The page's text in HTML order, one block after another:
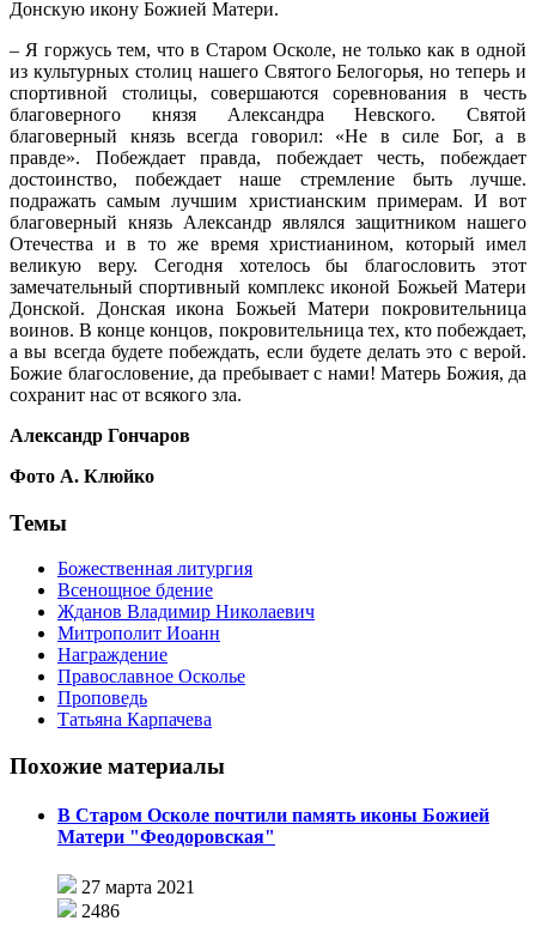
Донскую икону Божией Матери.
– Я горжусь тем, что в Старом Осколе, не только как в одной
из культурных столиц нашего Святого Белогорья, но теперь и
спортивной столицы, совершаются соревнования в честь
благоверного князя Александра Невского. Святой
благоверный князь всегда говорил: «Не в силе Бог, а в
правде». Побеждает правда, побеждает честь, побеждает
достоинство, побеждает наше стремление быть лучше.
подражать самым лучшим христианским примерам. И вот
благоверный князь Александр являлся защитником нашего
Отечества и в то же время христианином, который имел
великую веру. Сегодня хотелось бы благословить этот
замечательный спортивный комплекс иконой Божьей Матери
Донской. Донская икона Божьей Матери покровительница
воинов. В конце концов, покровительница тех, кто побеждает,
а вы всегда будете побеждать, если будете делать это с верой.
Божие благословение, да пребывает с нами! Матерь Божия, да
сохранит нас от всякого зла.
Александр Гончаров
Фото А. Клюйко
Темы
Божественная литургия
Всенощное бдение
Жданов Владимир Николаевич
Митрополит Иоанн
Награждение
Православное Осколье
Проповедь
Татьяна Карпачева
Похожие материалы
В Старом Осколе почтили память иконы Божией
Матери "Феодоровская"
27 марта 2021
2486